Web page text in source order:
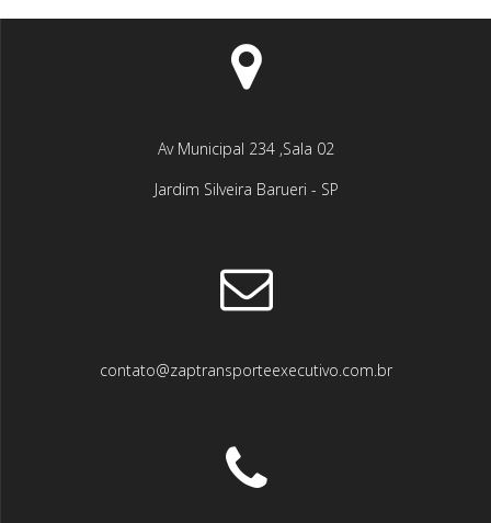
Av Municipal 234 ,Sala 02
Jardim Silveira Barueri - SP
contato@zaptransporteexecutivo.com.br